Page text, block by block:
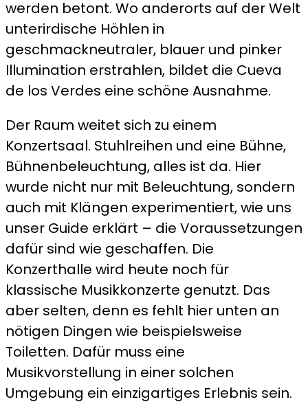
werden betont. Wo anderorts auf der Welt
unterirdische Höhlen in
geschmackneutraler, blauer und pinker
Illumination erstrahlen, bildet die Cueva
de los Verdes eine schöne Ausnahme.
Der Raum weitet sich zu einem
Konzertsaal. Stuhlreihen und eine Bühne,
Bühnenbeleuchtung, alles ist da. Hier
wurde nicht nur mit Beleuchtung, sondern
auch mit Klängen experimentiert, wie uns
unser Guide erklärt – die Voraussetzungen
dafür sind wie geschaffen. Die
Konzerthalle wird heute noch für
klassische Musikkonzerte genutzt. Das
aber selten, denn es fehlt hier unten an
nötigen Dingen wie beispielsweise
Toiletten. Dafür muss eine
Musikvorstellung in einer solchen
Umgebung ein einzigartiges Erlebnis sein.